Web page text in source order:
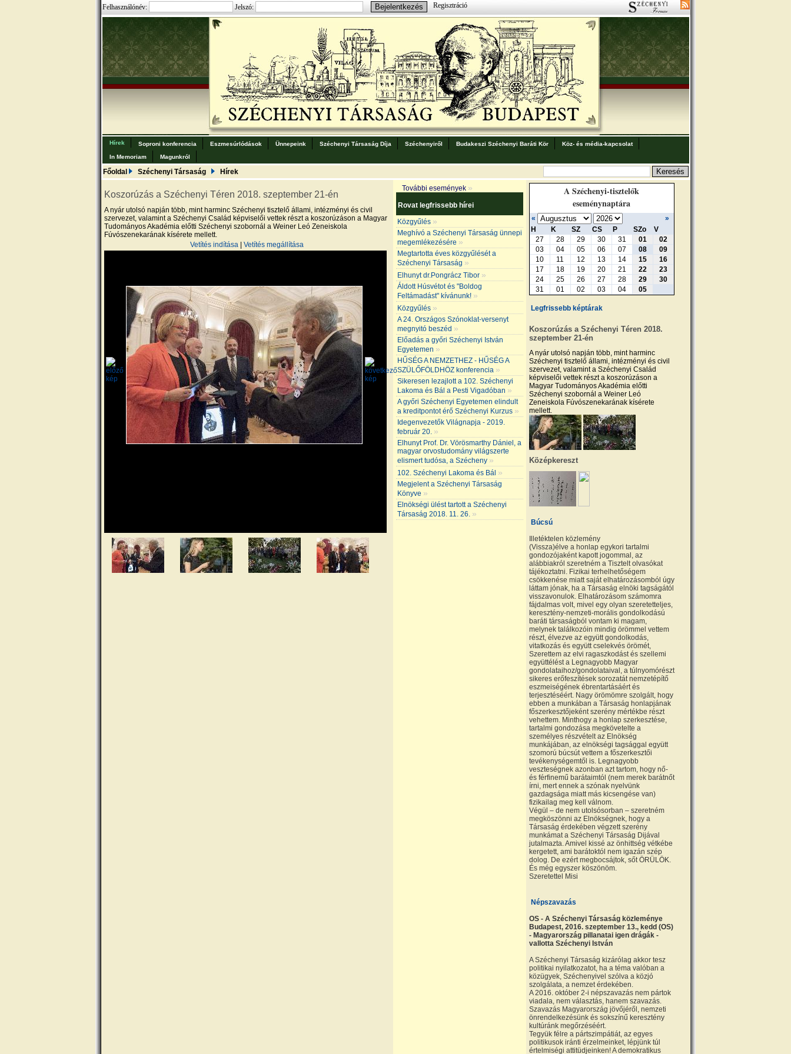
Felhasználónév: Jelszó: Regisztráció
Hírek Soproni konferencia Eszmesúrlódások Ünnepeink Széchenyi Társaság Díja Széchenyiről Budakeszi Széchenyi Baráti Kör
Köz- és média-kapcsolat
In Memoriam
Magunkról
Főoldal Széchenyi Társaság Hírek
Koszorúzás a Széchenyi Téren 2018. szeptember 21-én
A nyár utolsó napján több, mint harminc Széchenyi tisztelő állami, intézményi és civil
szervezet, valamint a Széchenyi Család képviselői vettek részt a koszorúzáson a Magyar
Tudományos Akadémia előtti Széchenyi szobornál a Weiner Leó Zeneiskola
Fúvószenekarának kísérete mellett.
Vetítés indítása
Vetítés megállítása
További események »
Rovat legfrissebb hírei
Közgyűlés »
Meghívó a Széchenyi Társaság ünnepi
megemlékezésére »
Megtartotta éves közgyűlését a
Széchenyi Társaság »
Elhunyt dr.Pongrácz Tibor »
Áldott Húsvétot és "Boldog
Feltámadást" kívánunk! »
Közgyűlés »
A 24. Országos Szónoklat-versenyt
megnyitó beszéd »
Előadás a győri Széchenyi István
Egyetemen »
HŰSÉG A NEMZETHEZ - HŰSÉG A
SZÜLŐFÖLDHÖZ konferencia »
Sikeresen lezajlott a 102. Széchenyi
Lakoma és Bál a Pesti Vigadóban »
A győri Széchenyi Egyetemen elindult
a kreditpontot érő Széchenyi Kurzus »
Idegenvezetők Világnapja - 2019.
február 20. »
Elhunyt Prof. Dr. Vörösmarthy Dániel, a
magyar orvostudomány világszerte
elismert tudósa, a Szécheny »
102. Széchenyi Lakoma és Bál »
Megjelent a Széchenyi Társaság
Könyve »
Elnökségi ülést tartott a Széchenyi
Társaság 2018. 11. 26. »
A Széchenyi-tisztelők
eseménynaptára
«
»
H
K SZ CS P SZo
V
27
28 29 30 31 01
02
03
04 05 06 07 08
09
10
11 12 13 14 15
16
17
18 19 20 21 22
23
24
25 26 27 28 29
30
31
01 02 03 04 05
Legfrissebb képtárak
Koszorúzás a Széchenyi Téren 2018.
szeptember 21-én
A nyár utolsó napján több, mint harminc
Széchenyi tisztelő állami, intézményi és civil
szervezet, valamint a Széchenyi Család
képviselői vettek részt a koszorúzáson a
Magyar Tudományos Akadémia előtti
Széchenyi szobornál a Weiner Leó
Zeneiskola Fúvószenekarának kísérete
mellett.
Középkereszt
Búcsú
Illetéktelen közlemény
(Vissza)élve a honlap egykori tartalmi
gondozójaként kapott jogommal, az
alábbiakról szeretném a Tisztelt olvasókat
tájékoztatni. Fizikai terhelhetőségem
csökkenése miatt saját elhatározásomból úgy
láttam jónak, ha a Társaság elnöki tagságától
visszavonulok. Elhatározásom számomra
fájdalmas volt, mivel egy olyan szeretetteljes,
keresztény-nemzeti-morális gondolkodású
baráti társaságból vontam ki magam,
melynek találkozóin mindig örömmel vettem
részt, élvezve az együtt gondolkodás,
vitatkozás és együtt cselekvés örömét,
Szerettem az elvi ragaszkodást és szellemi
együttélést a Legnagyobb Magyar
gondolataihoz/gondolataival, a túlnyomórészt
sikeres erőfeszítések sorozatát nemzetépítő
eszmeiségének ébrentartásáért és
terjesztéséért. Nagy örömömre szolgált, hogy
ebben a munkában a Társaság honlapjának
főszerkesztőjeként szerény mértékbe részt
vehettem. Minthogy a honlap szerkesztése,
tartalmi gondozása megkövetelte a
személyes részvételt az Elnökség
munkájában, az elnökségi tagsággal együtt
szomorú búcsút vettem a főszerkesztői
tevékenységemtől is. Legnagyobb
veszteségnek azonban azt tartom, hogy nő-
és férfinemű barátaimtól (nem merek barátnőt
írni, mert ennek a szónak nyelvünk
gazdagsága miatt más kicsengése van)
fizikailag meg kell válnom.
Végül – de nem utolsósorban – szeretném
megköszönni az Elnökségnek, hogy a
Társaság érdekében végzett szerény
munkámat a Széchenyi Társaság Dijával
jutalmazta. Amivel kissé az önhittség vétkébe
kergetett, ami barátoktól nem igazán szép
dolog. De ezért megbocsájtok, sőt ÖRÜLÖK.
És még egyszer köszönöm.
Szeretettel Misi
Népszavazás
OS - A Széchenyi Társaság közleménye
Budapest, 2016. szeptember 13., kedd (OS)
- Magyarország pillanatai igen drágák -
vallotta Széchenyi István
A Széchenyi Társaság kizárólag akkor tesz
politikai nyilatkozatot, ha a téma valóban a
közügyek, Széchenyivel szólva a közjó
szolgálata, a nemzet érdekében.
A 2016. október 2-i népszavazás nem pártok
viadala, nem választás, hanem szavazás.
Szavazás Magyarország jövőjéről, nemzeti
önrendelkezésünk és sokszínű keresztény
kultúránk megőrzéséért.
Tegyük félre a pártszimpátiát, az egyes
politikusok iránti érzelmeinket, lépjünk túl
értelmiségi attitüdjeinken! A demokratikus